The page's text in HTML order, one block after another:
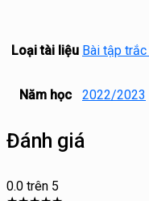
Loại tài liệu Bài tập
Năm học 2022/2023
Đánh giá
0.0 trên 5